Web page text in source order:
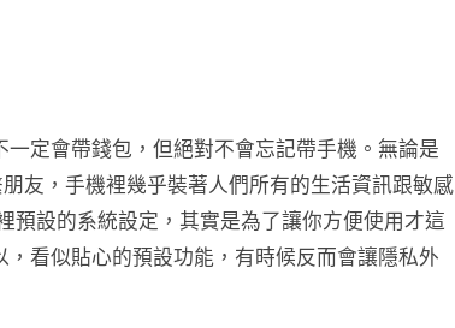
定會帶錢包，但絕對不會忘記帶手機。無論是
友，手機裡幾乎裝著人們所有的生活資訊跟敏感
預設的系統設定，其實是為了讓你方便使用才這
看似貼心的預設功能，有時候反而會讓隱私外